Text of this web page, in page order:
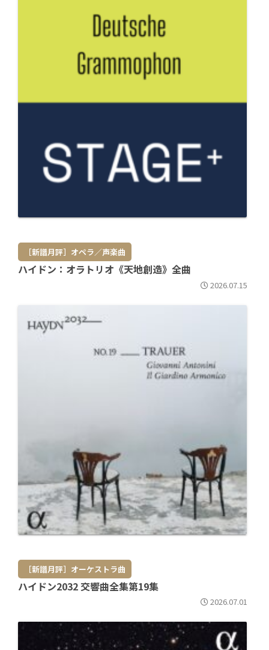
［新譜月評］オペラ／声楽曲
ハイドン：オラトリオ《天地創造》全曲
2026.07.15
［新譜月評］オーケストラ曲
ハイドン2032 交響曲全集第19集
2026.07.01